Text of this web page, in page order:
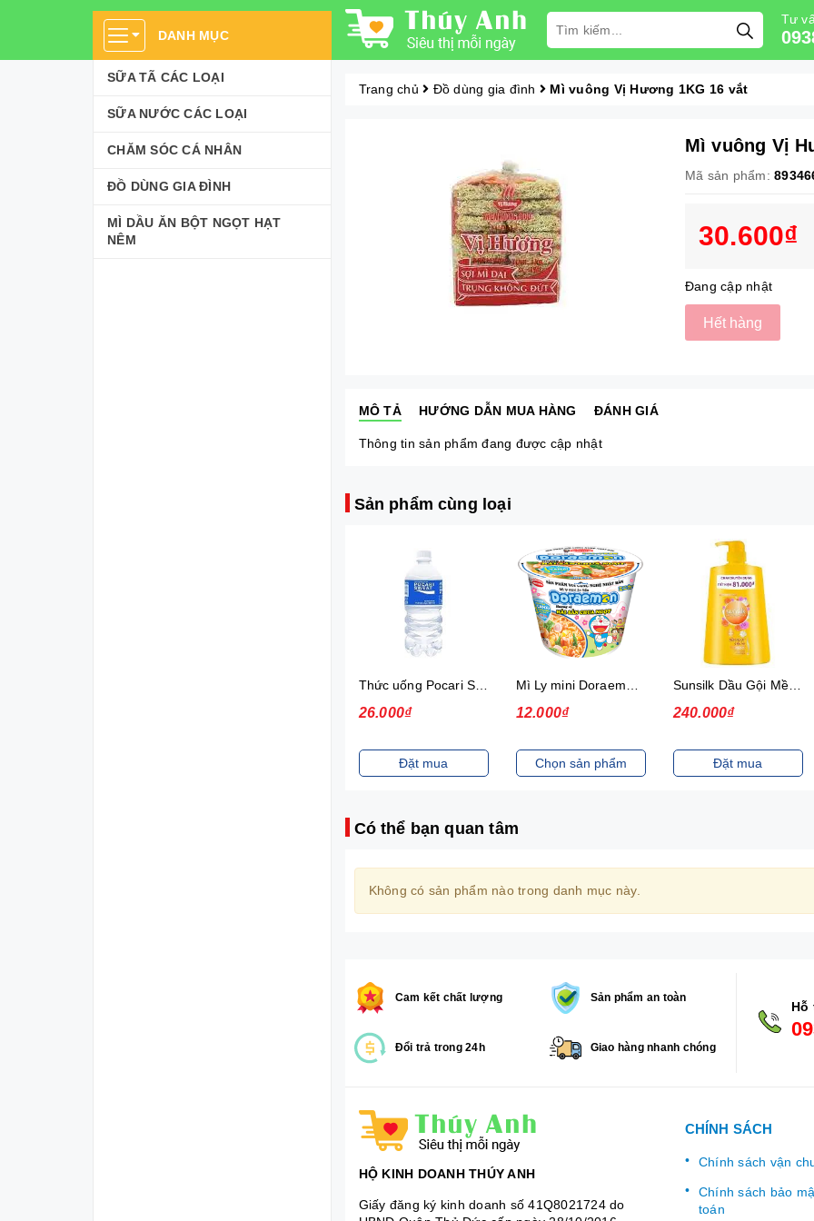
DANH MỤC
SỮA TÃ CÁC LOẠI
SỮA NƯỚC CÁC LOẠI
CHĂM SÓC CÁ NHÂN
ĐỒ DÙNG GIA ĐÌNH
MÌ DẦU ĂN BỘT NGỌT HẠT
NÊM
Tư
Trang chủ Đồ dùng gia đình Mì vuông Vị Hương 1KG 16 vắt
Mì vuông Vị
Mã sản phẩm:
30.600₫
Đang cập nhật
Hết hàng
MÔ TẢ HƯỚNG DẪN MUA HÀNG ĐÁNH GIÁ
Thông tin sản phẩm đang được cập nhật
Sản phẩm cùng loại
12.000₫
Chọn sản phẩm
240.000₫
Đặt mua
10.000₫
Chọn sản phẩm
Có thể bạn quan tâm
Không có sản phẩm nào trong danh mục này.
Cam kết chất lượng Sản phẩm an toàn
Đổi trả trong 24h Giao hàng nhanh chóng
Hỗ
HỘ KINH DOANH THÚY ANH
Giấy đăng ký kinh doanh số 41Q8021724 do
CHÍNH SÁCH
Chính sách vận
Chính sách bảo
toán